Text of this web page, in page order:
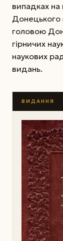
випадках на
Донецького
головою
гірничих
наукових
видань.
ВИДАННЯ